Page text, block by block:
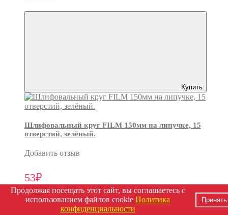
Купить
Шлифовальный круг FILM 150мм на липучке, 15
отверстий, зелёный.
Добавить отзыв
53₽
Продолжая посещать этот сайт, вы соглашаетесь с
использованием файлов cookie Политика
конфиденциальности
Принять